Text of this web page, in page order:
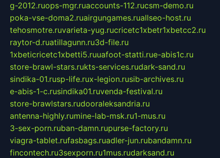
g-2012.ruops-mgr.ruaccounts-112.rucsm-demo.ru
poka-vse-doma2.ruairgungames.ruallseo-host.ru
tehosmotre.ruvarieta-yug.rucricetc1xbetr1xbetcc2.ru
raytor-d.ruatillagunn.ru3d-file.ru
1xbeticricetc1xbetti5.ruuafoot-statti.rue-abis1c.ru
store-brawl-stars.rukts-services.rudark-sand.ru
sindika-01.rusp-life.rux-legion.rusib-archives.ru
e-abis-1-c.rusindika01.ruvenda-festival.ru
store-brawlstars.rudooraleksandria.ru
antenna-highly.rumine-lab-msk.ru1-mus.ru
3-sex-porn.ruban-damn.rupurse-factory.ru
viagra-tablet.rufasbags.ruadler-jun.rubandamn.ru
fincontech.ru3sexporn.ru1mus.rudarksand.ru